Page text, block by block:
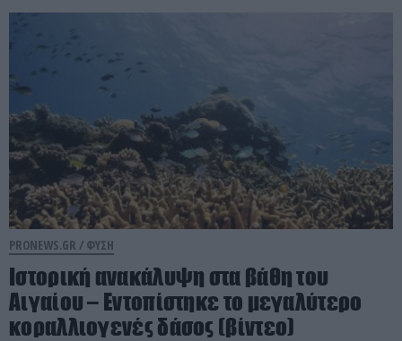
PRONEWS.GR / ΦΥΣΗ
Ιστορική ανακάλυψη στα βάθη του
Αιγαίου – Εντοπίστηκε το μεγαλύτερο
κοραλλιογενές δάσος (βίντεο)